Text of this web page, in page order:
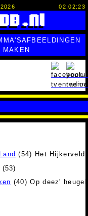
02:02:24
AFBEELDINGEN
MAKEN
(54) Het Hijkerveld
(53)
(40) Op deez'